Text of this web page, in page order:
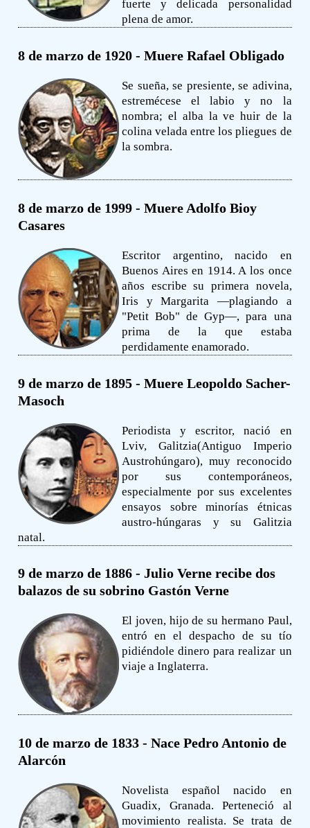
fuerte y delicada personalidad
plena de amor.
8 de marzo de 1920 - Muere Rafael Obligado
Se sueña, se presiente, se adivina,
estremécese el labio y no la
nombra; el alba la ve huir de la
colina velada entre los pliegues de
la sombra.
8 de marzo de 1999 - Muere Adolfo Bioy
Casares
Escritor argentino, nacido en
Buenos Aires en 1914. A los once
años escribe su primera novela,
Iris y Margarita —plagiando a
"Petit Bob" de Gyp—, para una
prima de la que estaba
perdidamente enamorado.
9 de marzo de 1895 - Muere Leopoldo Sacher-
Masoch
Periodista y escritor, nació en
Lviv, Galitzia(Antiguo Imperio
Austrohúngaro), muy reconocido
por sus contemporáneos,
especialmente por sus excelentes
ensayos sobre minorías étnicas
austro-húngaras y su Galitzia
natal.
9 de marzo de 1886 - Julio Verne recibe dos
balazos de su sobrino Gastón Verne
El joven, hijo de su hermano Paul,
entró en el despacho de su tío
pidiéndole dinero para realizar un
viaje a Inglaterra.
10 de marzo de 1833 - Nace Pedro Antonio de
Alarcón
Novelista español nacido en
Guadix, Granada. Perteneció al
movimiento realista. Se trata de